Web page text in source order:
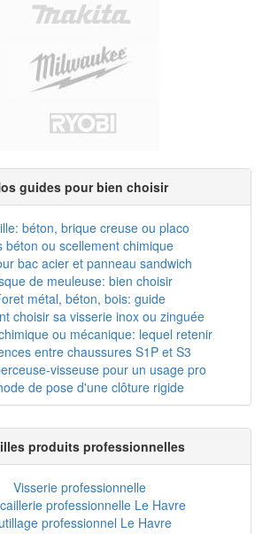
guides pour bien choisir
béton, brique creuse ou placo
béton ou scellement chimique
bac acier et panneau sandwich
de meuleuse: bien choisir
métal, béton, bois: guide
choisir sa visserie inox ou zinguée
ou mécanique: lequel retenir
entre chaussures S1P et S3
visseuse pour un usage pro
de pose d'une clôture rigide
produits professionnelles
Visserie professionnelle
professionnelle Le Havre
professionnel Le Havre